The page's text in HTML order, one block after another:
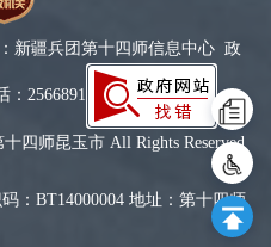
新疆兵团第十四师信息中心 政
2566891
四师昆玉市 All Rights Reserved
BT14000004 地址：第十四师